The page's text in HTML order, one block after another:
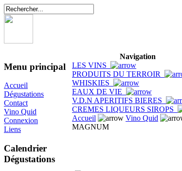
Menu principal
Accueil
Dégustations
Contact
Vino Quid
Connexion
Liens
Calendrier
Dégustations
Navigation
LES VINS
PRODUITS DU TERROIR
WHISKIES
EAUX DE VIE
V.D.N APERITIFS BIERES
CREMES LIQUEURS SIROPS
Accueil
Vino Quid
MAGNUM